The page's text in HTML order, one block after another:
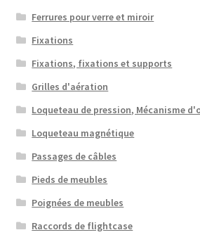
Ferrures pour verre et miroir
Fixations
Fixations, fixations et supports
Grilles d'aération
Loqueteau de pression, Mécanisme
Loqueteau magnétique
Passages de câbles
Pieds de meubles
Poignées de meubles
Raccords de flightcase